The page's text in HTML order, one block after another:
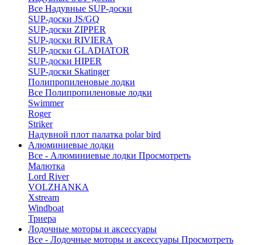
Все Надувные SUP-доски
SUP-доски JS/GQ
SUP-доски ZIPPER
SUP-доски RIVIERA
SUP-доски GLADIATOR
SUP-доски HIPER
SUP-доски Skatinger
Полипропиленовые лодки
Все Полипропиленовые лодки
Swimmer
Roger
Striker
Надувной плот палатка polar bird
Алюминиевые лодки
Все - Алюминиевые лодки Просмотреть
Малютка
Lord River
VOLZHANKA
Xstream
Windboat
Триера
Лодочные моторы и аксессуары
Все - Лодочные моторы и аксессуары Просмотреть